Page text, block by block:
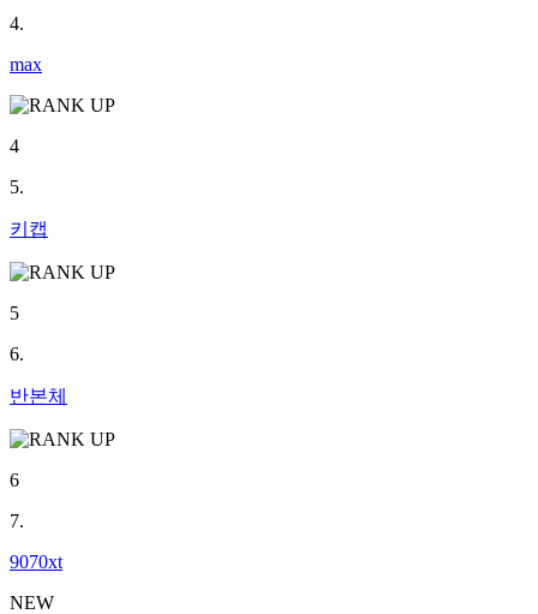
4.
max
4
5.
키캡
5
6.
반본체
6
7.
9070xt
NEW